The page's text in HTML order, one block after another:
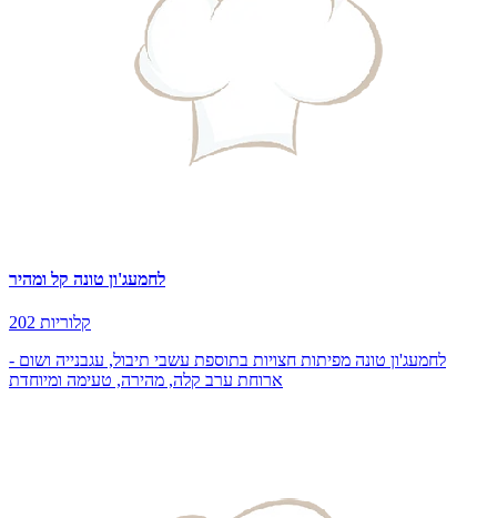
לחמעג'ון טונה קל ומהיר
202 קלוריות
לחמעג'ון טונה מפיתות חצויות בתוספת עשבי תיבול, עגבנייה ושום -
ארוחת ערב קלה, מהירה, טעימה ומיוחדת